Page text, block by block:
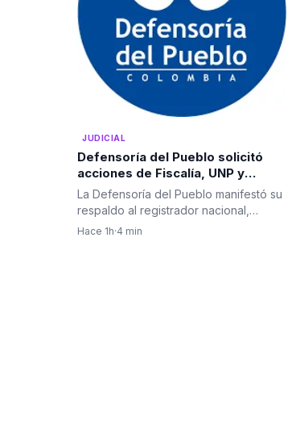
JUDICIAL
Defensoría del Pueblo solicitó
acciones de Fiscalía, UNP y
plataformas digitales frente a
amenazas electorales
La Defensoría del Pueblo manifestó su
respaldo al registrador nacional,
Hernán Penagos, y expresó…
Hace 1h·4 min